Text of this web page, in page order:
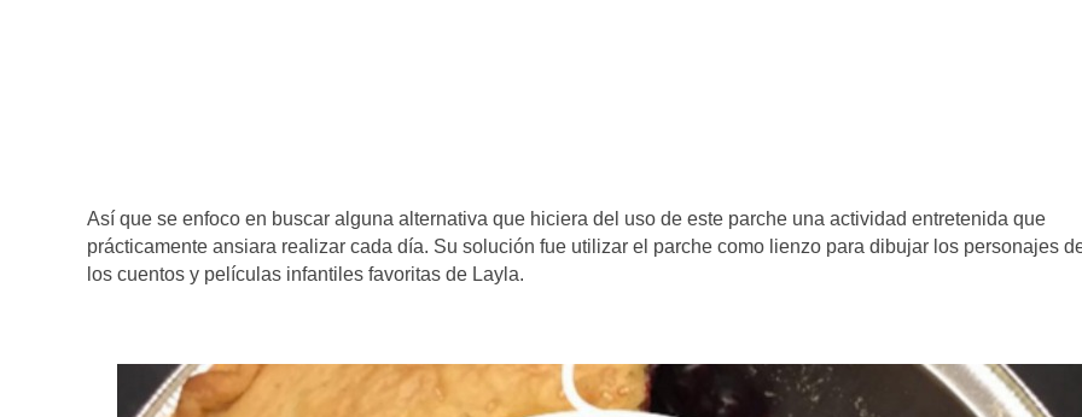
Así que se enfoco en buscar alguna alternativa que hiciera del uso de este parche una actividad entretenida que
prácticamente ansiara realizar cada día. Su solución fue utilizar el parche como lienzo para dibujar los personajes
los cuentos y películas infantiles favoritas de Layla.